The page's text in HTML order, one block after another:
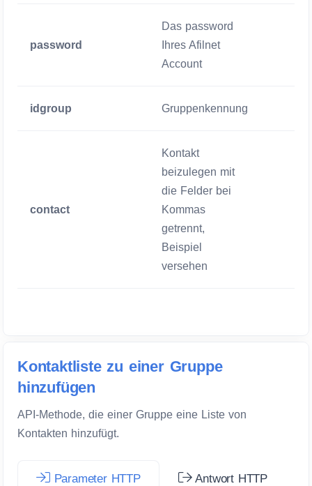
password
Das password
Ihres Afilnet
Account
idgroup Gruppenkennung
contact
Kontakt
beizulegen mit
die Felder bei
Kommas
getrennt,
Beispiel
versehen
Kontaktliste zu einer Gruppe
hinzufügen
API-Methode, die einer Gruppe eine Liste von
Kontakten hinzufügt.
Parameter HTTP Antwort HTTP